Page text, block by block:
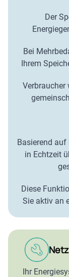
Der
Bei
Ihrem
Verbraucher
Basierend
in Echtzeit
Diese
Sie aktiv an
Ihr